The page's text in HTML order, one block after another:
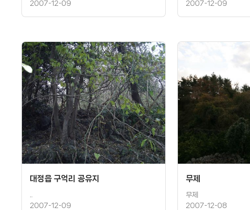
2007-12-09
2007-12-09
대정읍 구억리 공유지
..
2007-12-09
무제
무제
2007-12-08